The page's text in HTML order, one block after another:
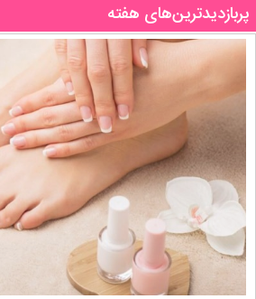
پربازدیدترین‌های هفته